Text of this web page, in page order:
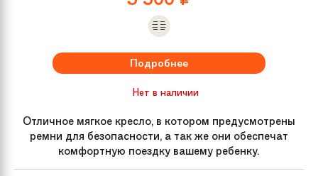
Подробнее
Нет в наличии
Отличное мягкое кресло, в котором предусмотрены
ремни для безопасности, а так же они обеспечат
комфортную поездку вашему ребенку.